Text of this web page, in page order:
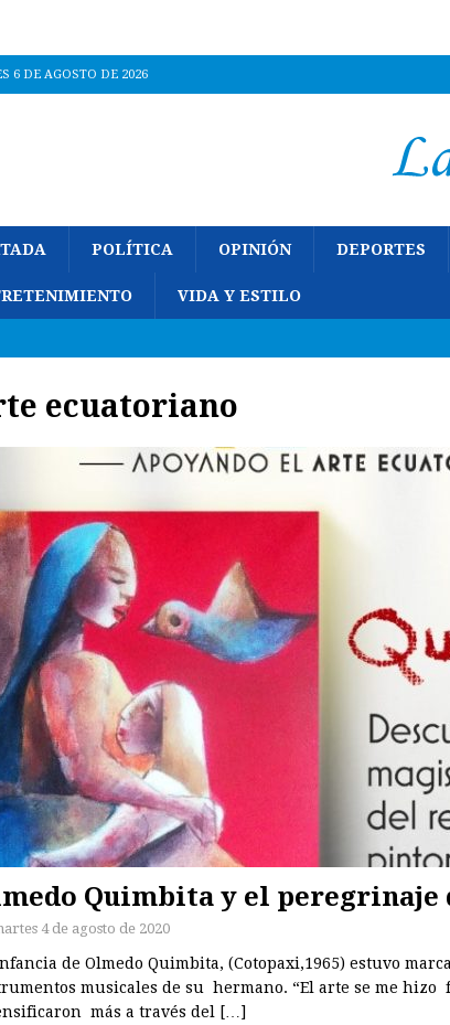
6 DE AGOSTO DE 2026
POLÍTICA OPINIÓN DEPORTES
VIDA Y ESTILO
ecuatoriano
Quimbita y el peregrinaje
4 de agosto de 2020
de Olmedo Quimbita, (Cotopaxi,1965) estuvo
musicales de su hermano. “El arte se me hizo
más a través del
[…]